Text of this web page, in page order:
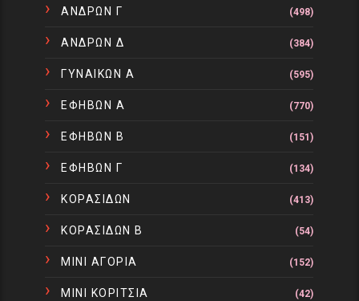
ΑΝΔΡΩΝ Γ (498)
ΑΝΔΡΩΝ Δ (384)
ΓΥΝΑΙΚΩΝ Α (595)
ΕΦΗΒΩΝ Α (770)
ΕΦΗΒΩΝ Β (151)
ΕΦΗΒΩΝ Γ (134)
ΚΟΡΑΣΙΔΩΝ (413)
ΚΟΡΑΣΙΔΩΝ Β (54)
ΜΙΝΙ ΑΓΟΡΙΑ (152)
ΜΙΝΙ ΚΟΡΙΤΣΙΑ (42)